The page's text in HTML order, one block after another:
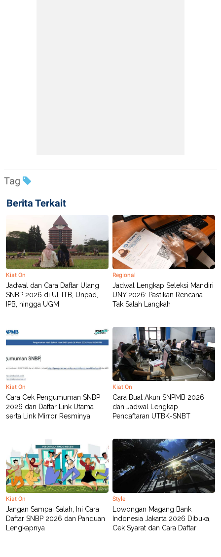
Tag
Berita Terkait
Kiat On
Jadwal dan Cara Daftar Ulang
SNBP 2026 di UI, ITB, Unpad,
IPB, hingga UGM
Regional
Jadwal Lengkap Seleksi Mandiri
UNY 2026: Pastikan Rencana
Tak Salah Langkah
Kiat On
Cara Cek Pengumuman SNBP
2026 dan Daftar Link Utama
serta Link Mirror Resminya
Kiat On
Cara Buat Akun SNPMB 2026
dan Jadwal Lengkap
Pendaftaran UTBK-SNBT
Kiat On
Jangan Sampai Salah, Ini Cara
Daftar SNBP 2026 dan Panduan
Lengkapnya
Style
Lowongan Magang Bank
Indonesia Jakarta 2026 Dibuka,
Cek Syarat dan Cara Daftar